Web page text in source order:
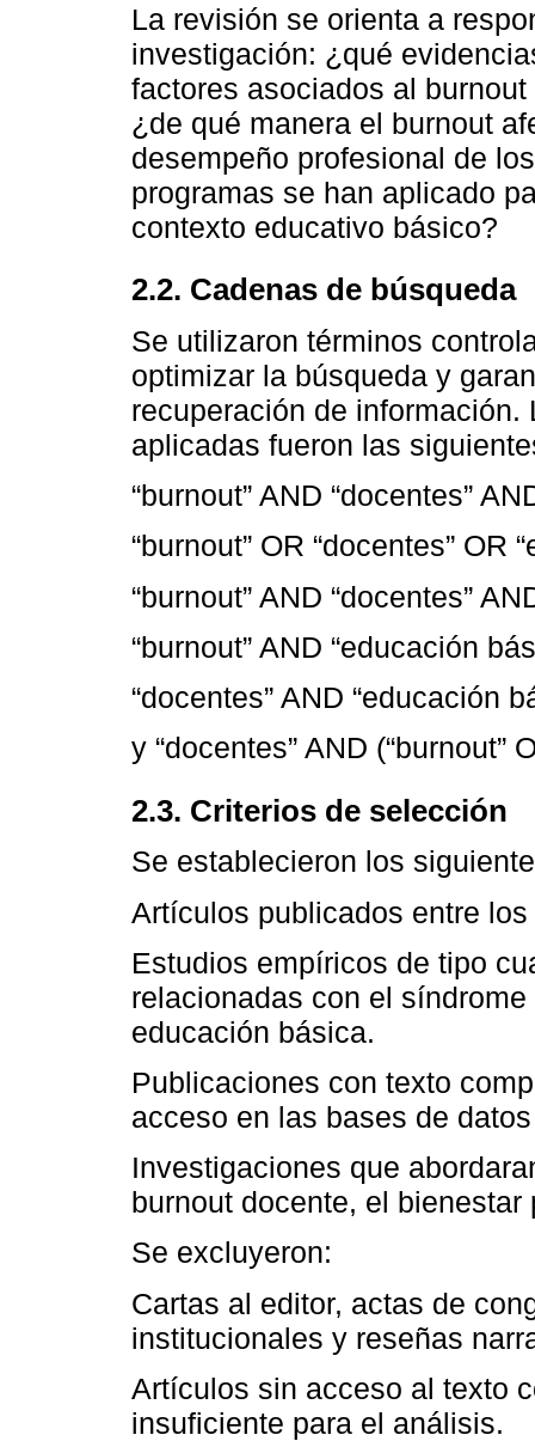
La revisión se orienta a
investigación: ¿qué
factores asociados al
¿de qué manera el burnout
desempeño profesional de
programas se han aplicado
contexto educativo básico?
2.2. Cadenas de búsqueda
Se utilizaron términos
optimizar la búsqueda y
recuperación de
aplicadas fueron las
“burnout” AND “docentes”
“burnout” OR “docentes” OR
“burnout” AND “docentes”
“burnout” AND “educación
“docentes” AND “educación
y “docentes” AND (“burnout”
2.3. Criterios de selección
Se establecieron los
Artículos publicados entre
Estudios empíricos de tipo
relacionadas con el
educación básica.
Publicaciones con texto
acceso en las bases de
Investigaciones que
burnout docente, el
Se excluyeron:
Cartas al editor, actas de
institucionales y reseñas
Artículos sin acceso al texto
insuficiente para el análisis.